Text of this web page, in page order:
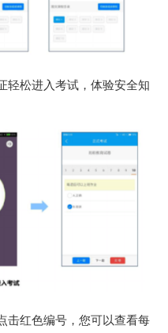
轻松进入考试，体验安全知
击红色编号，您可以查看每